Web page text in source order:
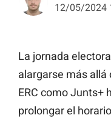
12/05/2024
La jornada
alargarse más allá
ERC como Junts+
prolongar el